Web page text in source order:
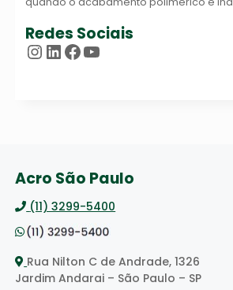
Redes Sociais
Instagram
LinkedIn
Facebook
Youtube
Acro São Paulo
(11) 3299-5400
Rua Nilton C de Andrade, 1326
Jardim Andarai – São Paulo – SP